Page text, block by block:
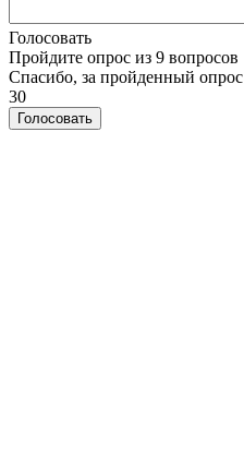
Голосовать
Пройдите опрос из 9 вопросов
Спасибо, за пройденный опрос
30